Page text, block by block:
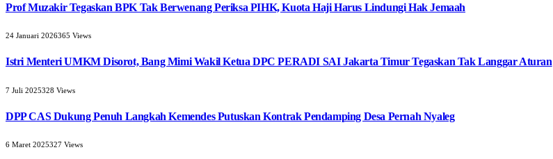
Prof Muzakir Tegaskan BPK Tak Berwenang Periksa PIHK, Kuota Haji Harus Lindungi Hak Jemaah
24 Januari 2026365 Views
Istri Menteri UMKM Disorot, Bang Mimi Wakil Ketua DPC PERADI SAI Jakarta Timur Tegaskan Tak Langgar Aturan
7 Juli 2025328 Views
DPP CAS Dukung Penuh Langkah Kemendes Putuskan Kontrak Pendamping Desa Pernah Nyaleg
6 Maret 2025327 Views